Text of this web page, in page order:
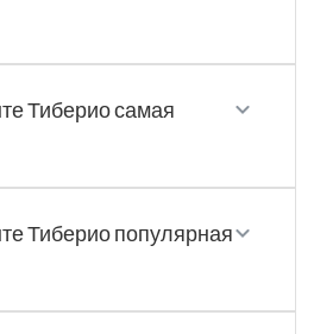
Тиберио самая
Тиберио популярная